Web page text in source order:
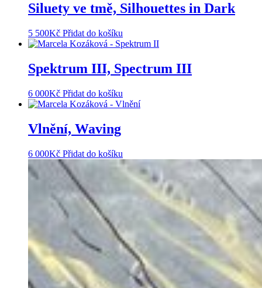
Siluety ve tmě, Silhouettes in Dark
5 500Kč Přidat do košíku
Spektrum III, Spectrum III
6 000Kč Přidat do košíku
Vlnění, Waving
6 000Kč Přidat do košíku